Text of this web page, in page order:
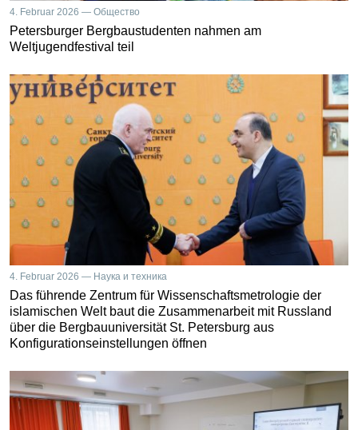
4. Februar 2026 — Общество
Petersburger Bergbaustudenten nahmen am
Weltjugendfestival teil
4. Februar 2026 — Наука и техника
Das führende Zentrum für Wissenschaftsmetrologie der
islamischen Welt baut die Zusammenarbeit mit Russland
über die Bergbauuniversität St. Petersburg aus
Konfigurationseinstellungen öffnen